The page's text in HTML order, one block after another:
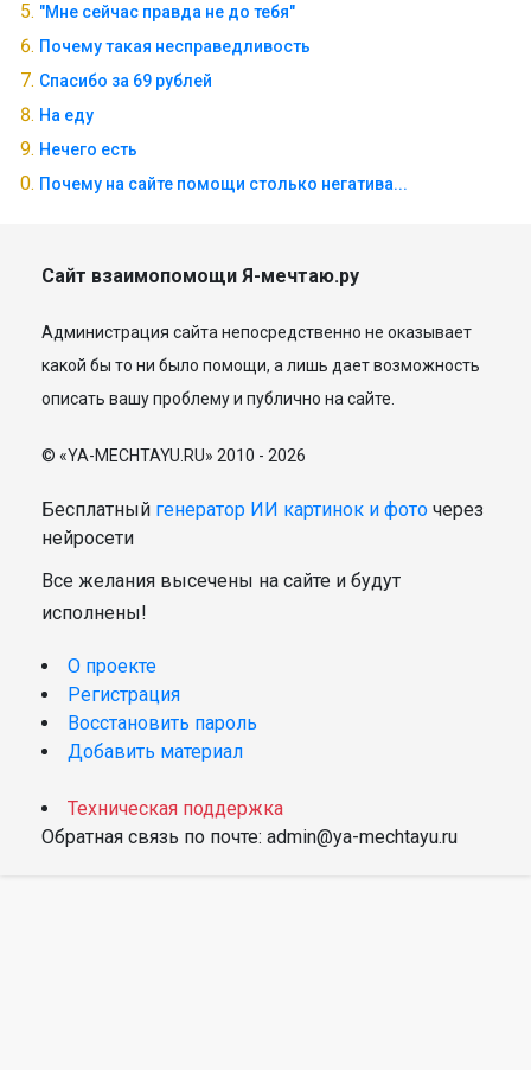
"Мне сейчас правда не до тебя"
Почему такая несправедливость
Спасибо за 69 рублей
На еду
Нечего есть
Почему на сайте помощи столько негатива...
Сайт взаимопомощи Я-мечтаю.ру
Администрация сайта непосредственно не оказывает
какой бы то ни было помощи, а лишь дает возможность
описать вашу проблему и публично на сайте.
© «YA-MECHTAYU.RU» 2010 - 2026
Бесплатный генератор ИИ картинок и фото через
нейросети
Все желания высечены на сайте и будут
исполнены!
О проекте
Регистрация
Восстановить пароль
Добавить материал
Техническая поддержка
Обратная связь по почте: admin@ya-mechtayu.ru